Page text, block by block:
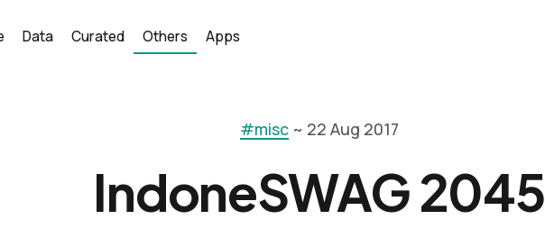
Data Curated Others Apps
#misc ~ 22 Aug 2017
IndoneSWAG 2045